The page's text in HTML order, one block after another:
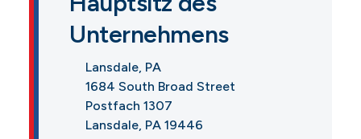
Unternehmens
Lansdale, PA
1684 South Broad Street
Postfach 1307
Lansdale, PA 19446